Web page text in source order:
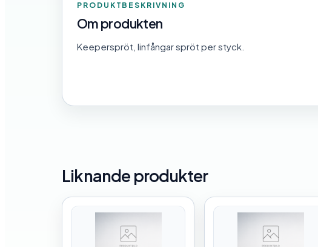
PRODUKTBESKRIVNING
Om produkten
Keeperspröt, linfångar spröt per styck.
Liknande produkter